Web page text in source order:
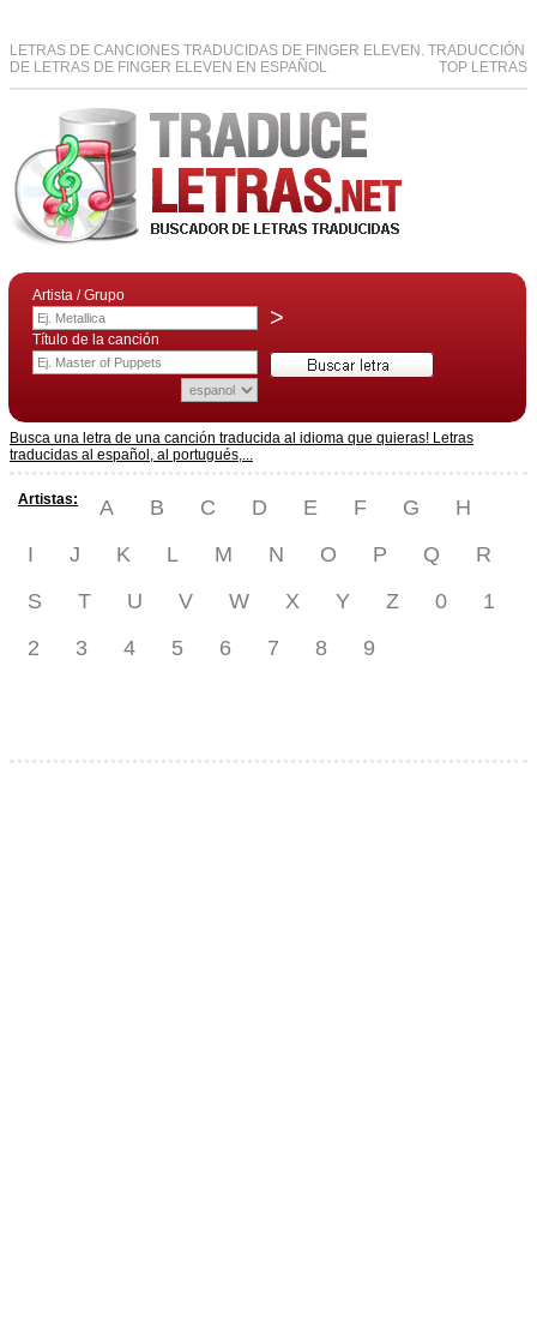
LETRAS DE CANCIONES TRADUCIDAS DE FINGER ELEVEN. TRADUCCIÓN
DE LETRAS DE FINGER ELEVEN EN ESPAÑOL
TOP LETRAS
Artista / Grupo
>
Título de la canción
Busca una letra de una canción traducida al idioma que quieras! Letras
traducidas al español, al portugués,...
Artistas: A B C D E F G
H
I
J K L M N O P Q
R
S
T U V W X Y Z 0
1
2
3 4 5 6 7 8 9